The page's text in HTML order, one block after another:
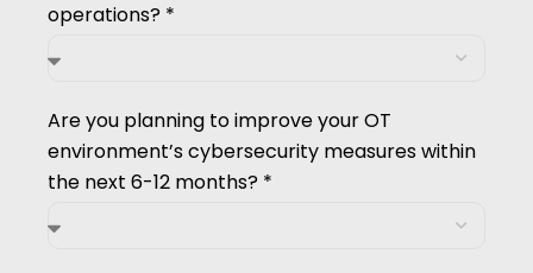
operations? *
Are you planning to improve your OT
environment’s cybersecurity measures within
the next 6-12 months? *